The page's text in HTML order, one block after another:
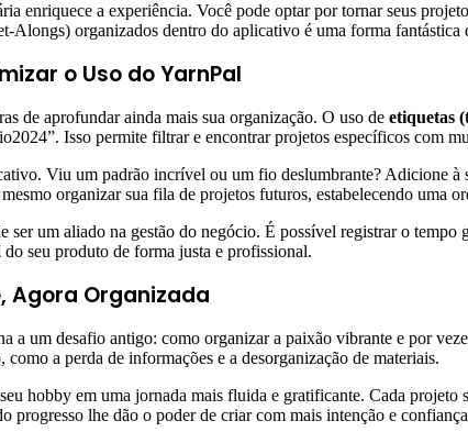
enriquece a experiência. Você pode optar por tornar seus
organizados dentro do aplicativo é uma forma fantástica
o Uso do YarnPal
de aprofundar ainda mais sua organização. O uso de etiquetas
Isso permite filtrar e encontrar projetos específicos com
Viu um padrão incrível ou um fio deslumbrante? Adicione à
organizar sua fila de projetos futuros, estabelecendo uma
ser um aliado na gestão do negócio. É possível registrar o
seu produto de forma justa e profissional.
Agora Organizada
a um desafio antigo: como organizar a paixão vibrante e por
a perda de informações e a desorganização de materiais.
hobby em uma jornada mais fluida e gratificante. Cada
progresso lhe dão o poder de criar com mais intenção e